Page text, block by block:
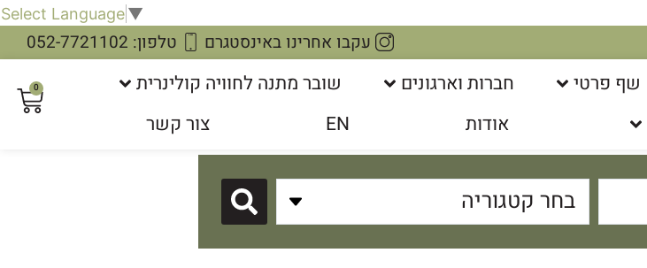
Select Language▼
עקבו אחרינו באינסטגרם טלפון: 052-7721102
שף פרטי חברות וארגונים
שובר מתנה לחוויה קולינרית
אודות EN צור קשר
0
בחר קטגוריה